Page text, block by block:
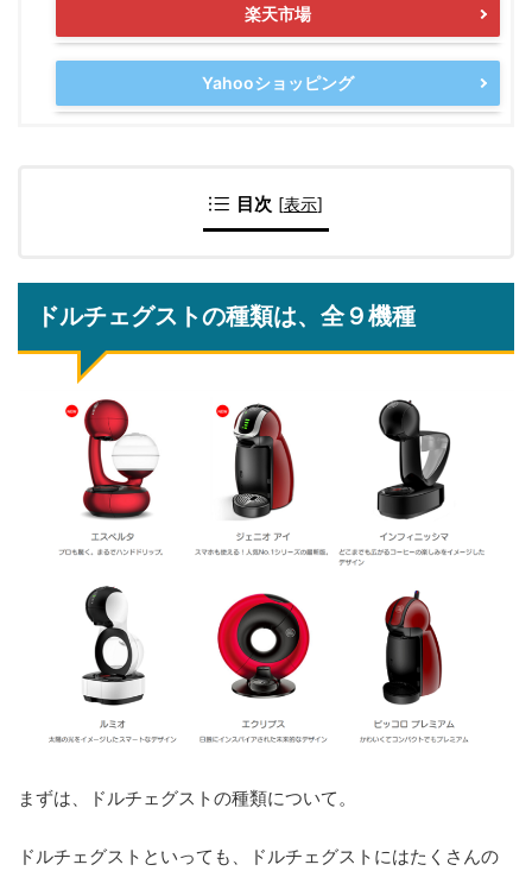
楽天市場
Yahooショッピング
目次 [表示]
ドルチェグストの種類は、全９機種
まずは、ドルチェグストの種類について。
ドルチェグストといっても、ドルチェグストにはたくさんの